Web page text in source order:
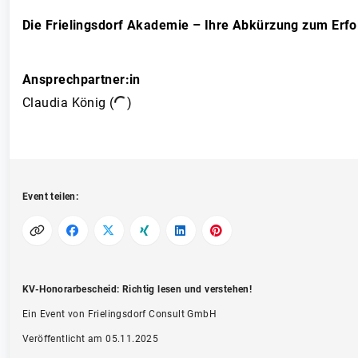
Die Frielingsdorf Akademie – Ihre Abkürzung zum
Ansprechpartner:in
Claudia König (
)
Event teilen:
KV-Honorarbescheid: Richtig lesen und verstehen!
Ein Event von Frielingsdorf Consult GmbH
Veröffentlicht am 05.11.2025